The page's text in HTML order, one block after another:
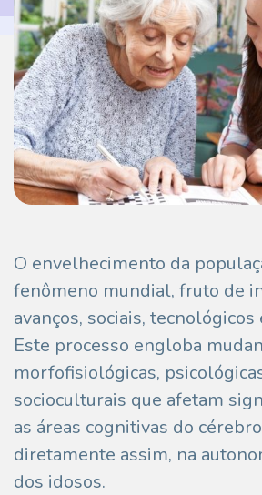
O envelhecimento da
fenômeno mundial, fruto de
avanços, sociais, tecnológicos
Este processo engloba
morfofisiológicas,
socioculturais que afetam
as áreas cognitivas do
diretamente assim, na
dos idosos.